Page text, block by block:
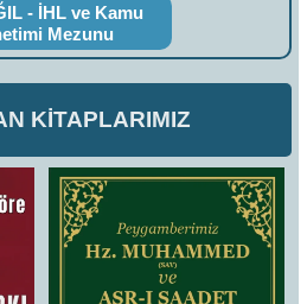
- İHL ve Kamu
Mezunu
KİTAPLARIMIZ